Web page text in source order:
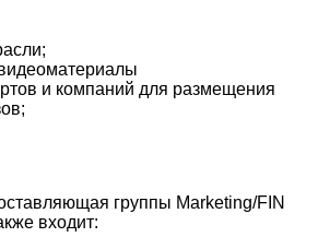
и компаний для размещения
группы Marketing/FIN
входит: